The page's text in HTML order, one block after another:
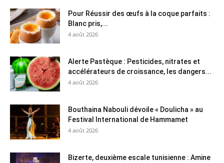
Pour Réussir des œufs à la coque parfaits :
Blanc pris,...
4 août 2026
Alerte Pastèque : Pesticides, nitrates et
accélérateurs de croissance, les dangers...
4 août 2026
Bouthaina Nabouli dévoile « Doulicha » au
Festival International de Hammamet
4 août 2026
Bizerte, deuxième escale tunisienne : Amine